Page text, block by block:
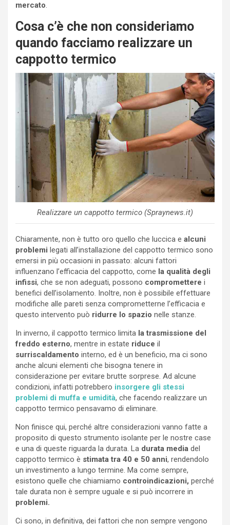
mercato.
Cosa c’è che non consideriamo
quando facciamo realizzare un
cappotto termico
Realizzare un cappotto termico (Spraynews.it)
Chiaramente, non è tutto oro quello che luccica e alcuni
problemi legati all’installazione del cappotto termico sono
emersi in più occasioni in passato: alcuni fattori
influenzano l’efficacia del cappotto, come la qualità degli
infissi, che se non adeguati, possono compromettere i
benefici dell’isolamento. Inoltre, non è possibile effettuare
modifiche alle pareti senza comprometterne l’efficacia e
questo intervento può ridurre lo spazio nelle stanze.
In inverno, il cappotto termico limita la trasmissione del
freddo esterno, mentre in estate riduce il
surriscaldamento interno, ed è un beneficio, ma ci sono
anche alcuni elementi che bisogna tenere in
considerazione per evitare brutte sorprese. Ad alcune
condizioni, infatti potrebbero insorgere gli stessi
problemi di muffa e umidità, che facendo realizzare un
cappotto termico pensavamo di eliminare.
Non finisce qui, perché altre considerazioni vanno fatte a
proposito di questo strumento isolante per le nostre case
e una di queste riguarda la durata. La durata media del
cappotto termico è stimata tra 40 e 50 anni, rendendolo
un investimento a lungo termine. Ma come sempre,
esistono quelle che chiamiamo controindicazioni, perché
tale durata non è sempre uguale e si può incorrere in
problemi.
Ci sono, in definitiva, dei fattori che non sempre vengono